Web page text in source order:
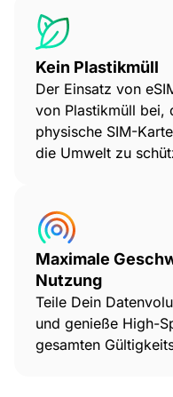
Kein Plastikmüll
Der Einsatz von
von Plastikmüll bei,
physische SIM-
die Umwelt zu
Maximale
Nutzung
Teile Dein
und genieße High-
gesamten